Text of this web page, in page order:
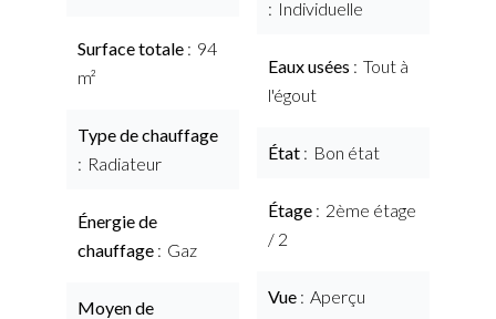
Surface totale
94
m²
Type de chauffage
Radiateur
Énergie de
chauffage
Gaz
Moyen de
Individuelle
Eaux usées
Tout à
l'égout
État Bon état
Étage
2ème étage
/ 2
Vue Aperçu